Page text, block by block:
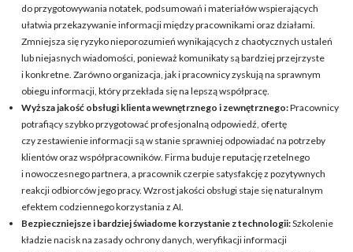
do przygotowywania notatek, podsumowań i materiałów wspierających
ułatwia przekazywanie informacji między pracownikami oraz działami.
Zmniejsza się ryzyko nieporozumień wynikających z chaotycznych ustaleń
lub niejasnych wiadomości, ponieważ komunikaty są bardziej przejrzyste
i konkretne. Zarówno organizacja, jak i pracownicy zyskują na sprawnym
obiegu informacji, który przekłada się na lepszą współpracę.
Wyższa jakość obsługi klienta wewnętrznego i zewnętrznego:Pracownicy
potrafiący szybko przygotować profesjonalną odpowiedź, ofertę
czy zestawienie informacji są w stanie sprawniej odpowiadać na potrzeby
klientów oraz współpracowników. Firma buduje reputację rzetelnego
i nowoczesnego partnera, a pracownik czerpie satysfakcję z pozytywnych
reakcji odbiorców jego pracy. Wzrost jakości obsługi staje się naturalnym
efektem codziennego korzystania z AI.
Bezpieczniejsze i bardziej świadome korzystanie z technologii:Szkolenie
kładzie nacisk na zasady ochrony danych, weryfikacji informacji